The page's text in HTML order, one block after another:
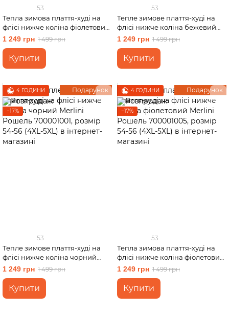
53
Тепла зимова плаття-худі на
флісі нижче коліна фіолетовий
Merlini Рошель 700001005,
розмір 50-52 (2XL-3XL)
1 249 грн 1 499 грн
Купити
53
Тепле зимове плаття-худі на
флісі нижче коліна бежевий
Merlini Рошель 700001006,
розмір 50-52 (2XL-3XL)
1 249 грн 1 499 грн
Купити
Подарунок
4 ГОДИНИ
−17%
53
Тепле зимове плаття-худі на
флісі нижче коліна чорний
Merlini Рошель 700001001,
розмір 54-56 (4XL-5XL)
1 249 грн 1 499 грн
Купити
Подарунок
4 ГОДИНИ
−17%
53
Тепла зимова плаття-худі на
флісі нижче коліна фіолетовий
Merlini Рошель 700001005,
розмір 54-56 (4XL-5XL)
1 249 грн 1 499 грн
Купити